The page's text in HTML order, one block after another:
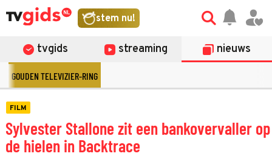
stem nu!
tvgids streaming nieuws
GOUDEN TELEVIZIER-RING
FILM
Sylvester Stallone zit een bankovervaller op
de hielen in Backtrace